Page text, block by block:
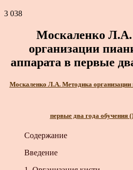
3 038
Москаленко
организации
аппарата в первые
Москаленко Л.А. Методика организации
первые два года обучения
Содержание
Введение